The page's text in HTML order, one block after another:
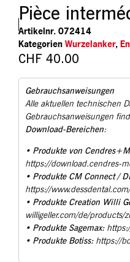
Pièce
Artikelnr. 072414
Kategorien Wurzelanker,
CHF 40.00
Gebrauchsanweisungen
Alle aktuellen technischen
Gebrauchsanweisungen
Download-Bereichen:
• Produkte von
https://download.cendres-
• Produkte CM Connect /
https://
• Produkte Creation Willi
willigeller.com/de/products/
• Produkte Sagemax:
• Produkte Botiss: https://